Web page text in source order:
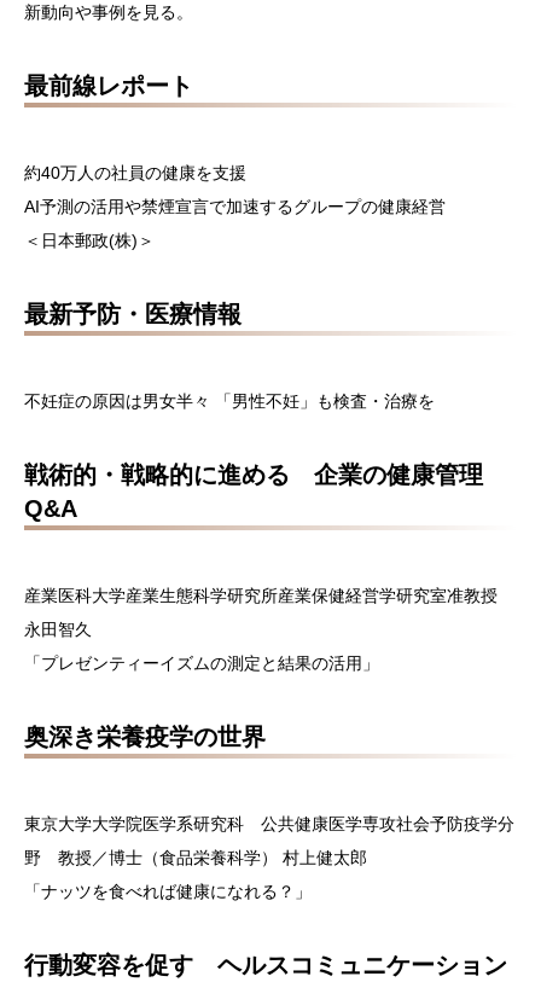
新動向や事例を見る。
最前線レポート
約40万人の社員の健康を支援
AI予測の活用や禁煙宣言で加速するグループの健康経営
＜日本郵政(株)＞
最新予防・医療情報
不妊症の原因は男女半々 「男性不妊」も検査・治療を
戦術的・戦略的に進める 企業の健康管理
Q&A
産業医科大学産業生態科学研究所産業保健経営学研究室准教授
永田智久
「プレゼンティーイズムの測定と結果の活用」
奥深き栄養疫学の世界
東京大学大学院医学系研究科 公共健康医学専攻社会予防疫学分
野 教授／博士（食品栄養科学） 村上健太郎
「ナッツを食べれば健康になれる？」
行動変容を促す ヘルスコミュニケーション